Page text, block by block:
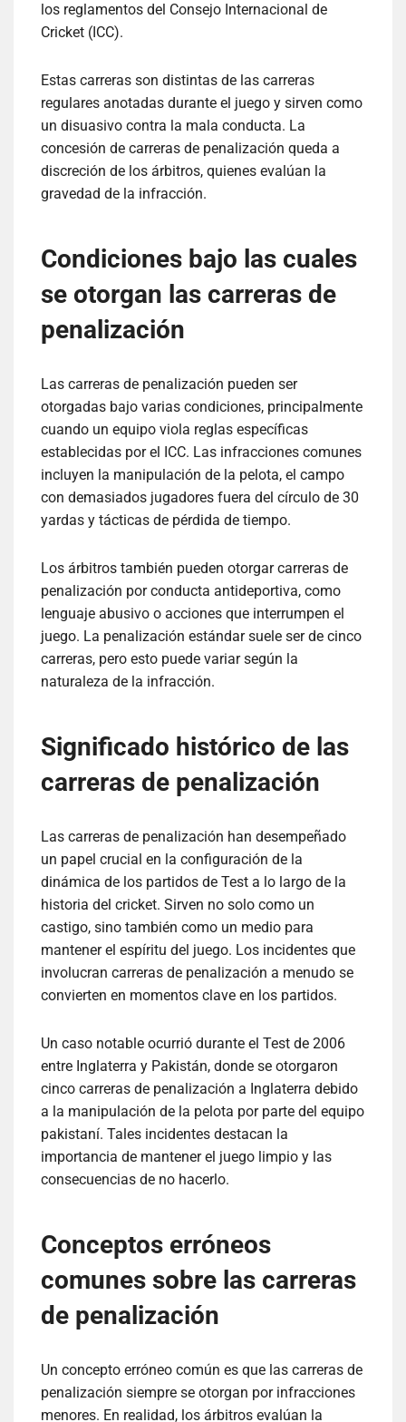
los reglamentos del Consejo Internacional de
Cricket (ICC).
Estas carreras son distintas de las carreras
regulares anotadas durante el juego y sirven como
un disuasivo contra la mala conducta. La
concesión de carreras de penalización queda a
discreción de los árbitros, quienes evalúan la
gravedad de la infracción.
Condiciones bajo las cuales
se otorgan las carreras de
penalización
Las carreras de penalización pueden ser
otorgadas bajo varias condiciones, principalmente
cuando un equipo viola reglas específicas
establecidas por el ICC. Las infracciones comunes
incluyen la manipulación de la pelota, el campo
con demasiados jugadores fuera del círculo de 30
yardas y tácticas de pérdida de tiempo.
Los árbitros también pueden otorgar carreras de
penalización por conducta antideportiva, como
lenguaje abusivo o acciones que interrumpen el
juego. La penalización estándar suele ser de cinco
carreras, pero esto puede variar según la
naturaleza de la infracción.
Significado histórico de las
carreras de penalización
Las carreras de penalización han desempeñado
un papel crucial en la configuración de la
dinámica de los partidos de Test a lo largo de la
historia del cricket. Sirven no solo como un
castigo, sino también como un medio para
mantener el espíritu del juego. Los incidentes que
involucran carreras de penalización a menudo se
convierten en momentos clave en los partidos.
Un caso notable ocurrió durante el Test de 2006
entre Inglaterra y Pakistán, donde se otorgaron
cinco carreras de penalización a Inglaterra debido
a la manipulación de la pelota por parte del equipo
pakistaní. Tales incidentes destacan la
importancia de mantener el juego limpio y las
consecuencias de no hacerlo.
Conceptos erróneos
comunes sobre las carreras
de penalización
Un concepto erróneo común es que las carreras de
penalización siempre se otorgan por infracciones
menores. En realidad, los árbitros evalúan la